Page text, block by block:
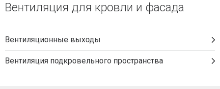
Вентиляция для кровли и фасада
Вентиляционные выходы
Вентиляция подкровельного пространства